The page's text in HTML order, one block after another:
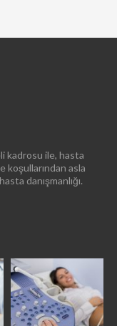
kadrosu ile, hasta
asla
danışmanlığı.